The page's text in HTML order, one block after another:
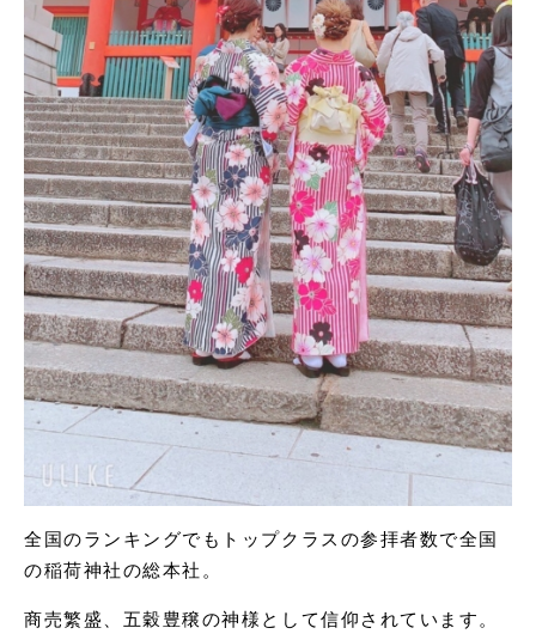
全国のランキングでもトップクラスの参拝者数で全国
の稲荷神社の総本社。
商売繁盛、五穀豊穣の神様として信仰されています。